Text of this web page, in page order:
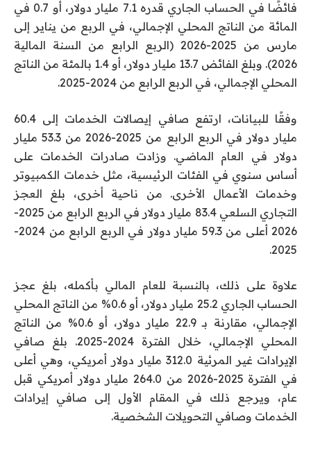
فائضًا في الحساب الجاري قدره 7.1 مليار دولار، أو 0.7 في
المائة من الناتج المحلي الإجمالي، في الربع من يناير إلى
مارس من 2025-2026 (الربع الرابع من السنة المالية
2026). وبلغ الفائض 13.7 مليار دولار، أو 1.4 بالمئة من الناتج
المحلي الإجمالي، في الربع الرابع من 2024-2025.
وفقًا للبيانات، ارتفع صافي إيصالات الخدمات إلى 60.4
مليار دولار في الربع الرابع من 2025-2026 من 53.3 مليار
دولار في العام الماضي. وزادت صادرات الخدمات على
أساس سنوي في الفئات الرئيسية، مثل خدمات الكمبيوتر
وخدمات الأعمال الأخرى. من ناحية أخرى، بلغ العجز
التجاري السلعي 83.4 مليار دولار في الربع الرابع من 2025-
2026 أعلى من 59.3 مليار دولار في الربع الرابع من 2024-
2025.
علاوة على ذلك، بالنسبة للعام المالي بأكمله، بلغ عجز
الحساب الجاري 25.2 مليار دولار، أو 0.6% من الناتج المحلي
الإجمالي، مقارنة بـ 22.9 مليار دولار، أو 0.6% من الناتج
المحلي الإجمالي، خلال الفترة 2024-2025. بلغ صافي
الإيرادات غير المرئية 312.0 مليار دولار أمريكي، وهي أعلى
في الفترة 2025-2026 من 264.0 مليار دولار أمريكي قبل
عام، ويرجع ذلك في المقام الأول إلى صافي إيرادات
الخدمات وصافي التحويلات الشخصية.